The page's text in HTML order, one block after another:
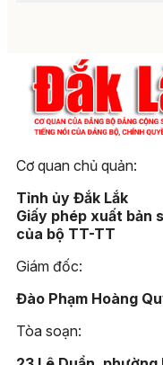
Cơ quan chủ quản:
Tỉnh ủy Đắk Lắk
Giấy phép xuất bản
của bộ TT-TT
Giám đốc:
Đào Phạm Hoàng
Tòa soạn: